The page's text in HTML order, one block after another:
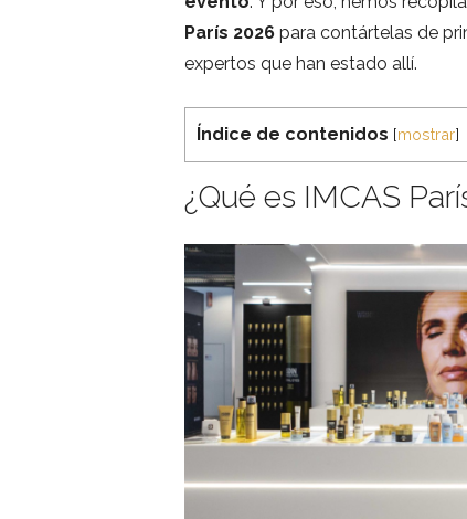
París 2026 para contártelas de
expertos que han estado allí.
Índice de contenidos [mostrar]
¿Qué es IMCAS